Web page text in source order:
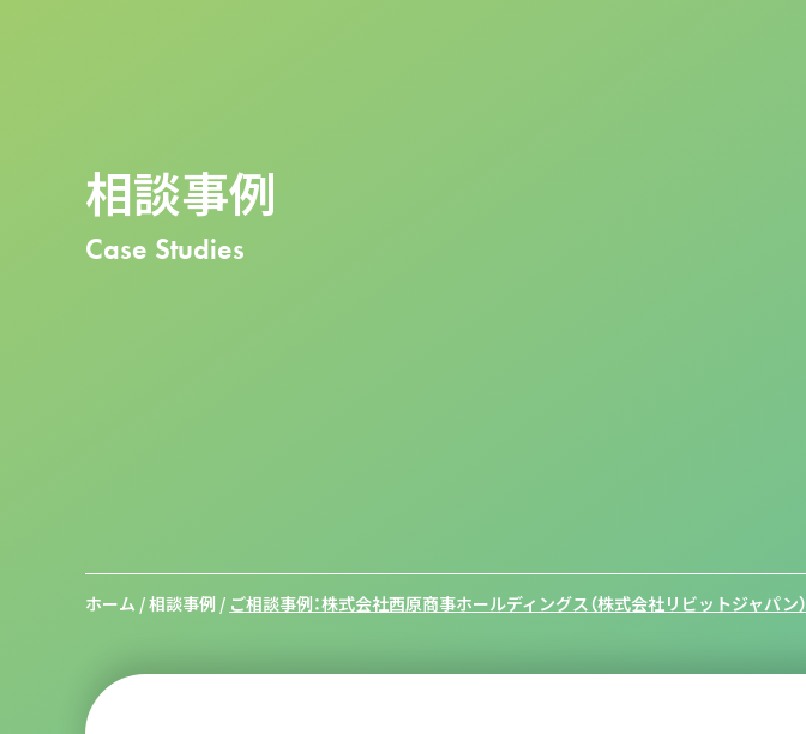
相談事例
Case Studies
ホーム /相談事例 / ご相談事例：株式会社西原商事ホールディングス（株式会社リビットジャパン）